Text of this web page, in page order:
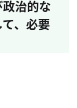
治的な
、必要